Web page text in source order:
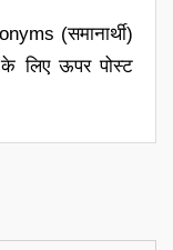
(समानार्थी)
लिए ऊपर पोस्ट